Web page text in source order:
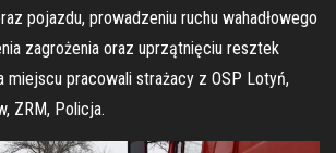
pojazdu, prowadzeniu ruchu wahadłowego
zagrożenia oraz uprzątnięciu resztek
miejscu pracowali strażacy z OSP Lotyń,
ZRM, Policja.